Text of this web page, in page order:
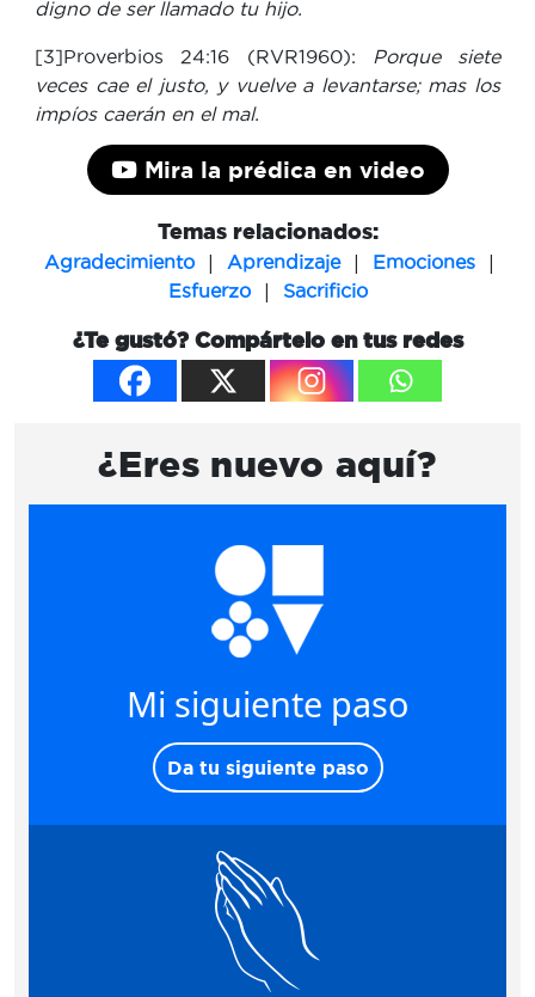
digno de ser llamado tu hijo.
[3]Proverbios 24:16 (RVR1960):
Porque siete
veces cae el justo, y vuelve a levantarse; mas los
impíos caerán en el mal.
Mira la prédica en video
Temas relacionados:
Agradecimiento | Aprendizaje | Emociones |
Esfuerzo | Sacrificio
¿Te gustó? Compártelo en tus redes
¿Eres nuevo aquí?
Mi siguiente paso
Da tu siguiente paso